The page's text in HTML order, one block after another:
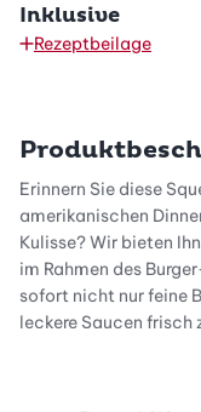
Inklusive
Rezeptbeilage
Erinnern Sie diese
amerikanischen
Kulisse? Wir bieten
im Rahmen des
sofort nicht nur feine
leckere Saucen frisch